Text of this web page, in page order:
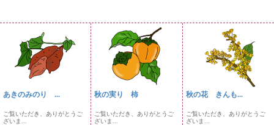
あきのみのり ...
ご覧いただき、ありがとうご
ざいま...
秋の実り 柿
ご覧いただき、ありがとうご
ざいま...
秋の花 きんも...
ご覧いただき、ありがとうご
ざいま...